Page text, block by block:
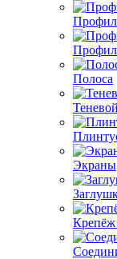
Полоса
Экраны
Крепёж